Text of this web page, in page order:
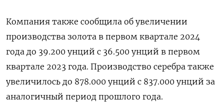
Компания также сообщила об увеличении
производства золота в первом квартале 2024
года до 39.200 унций с 36.500 унций в первом
квартале 2023 года. Производство серебра также
увеличилось до 878.000 унций с 837.000 унций за
аналогичный период прошлого года.